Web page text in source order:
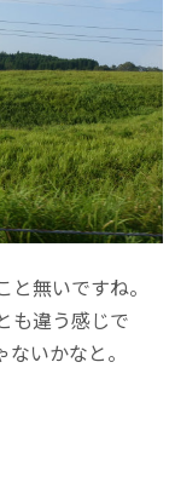
無いですね。
も違う感じで
いかなと。